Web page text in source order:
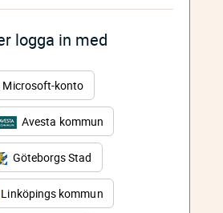
logga in med
Microsoft-konto
Avesta kommun
Göteborgs Stad
Linköpings kommun